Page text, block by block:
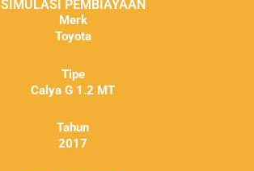
SIMULASI PEMBIAYAAN
Merk
Toyota
Tipe
Calya G 1.2 MT
Tahun
2017